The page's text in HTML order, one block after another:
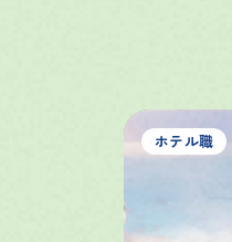
ホテル職